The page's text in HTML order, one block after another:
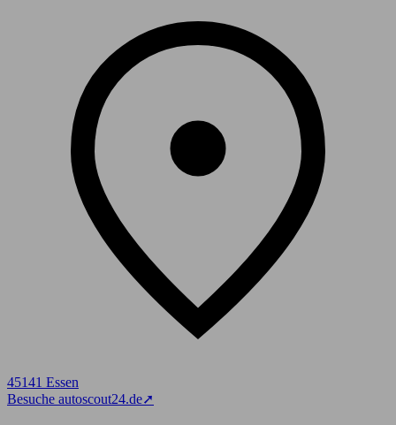
45141 Essen
Besuche autoscout24.de➚